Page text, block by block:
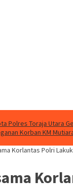
Polres Toraja Utara
Korban KM
Korlantas Polri